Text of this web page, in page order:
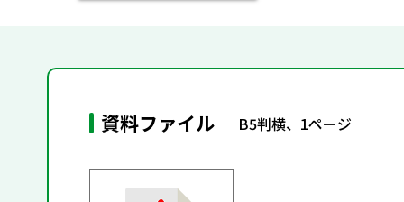
資料ファイル B5判横、1ページ